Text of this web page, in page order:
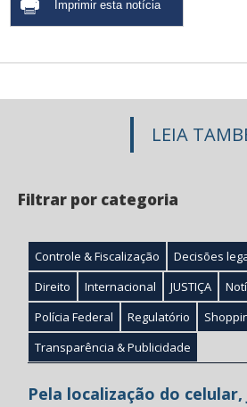
LEIA
Filtrar por categoria
Controle & Fiscalização Decisões
Direito
Internacional JUSTIÇA
Polícia Federal
Regulatório
Transparência & Publicidade
Pela localização do